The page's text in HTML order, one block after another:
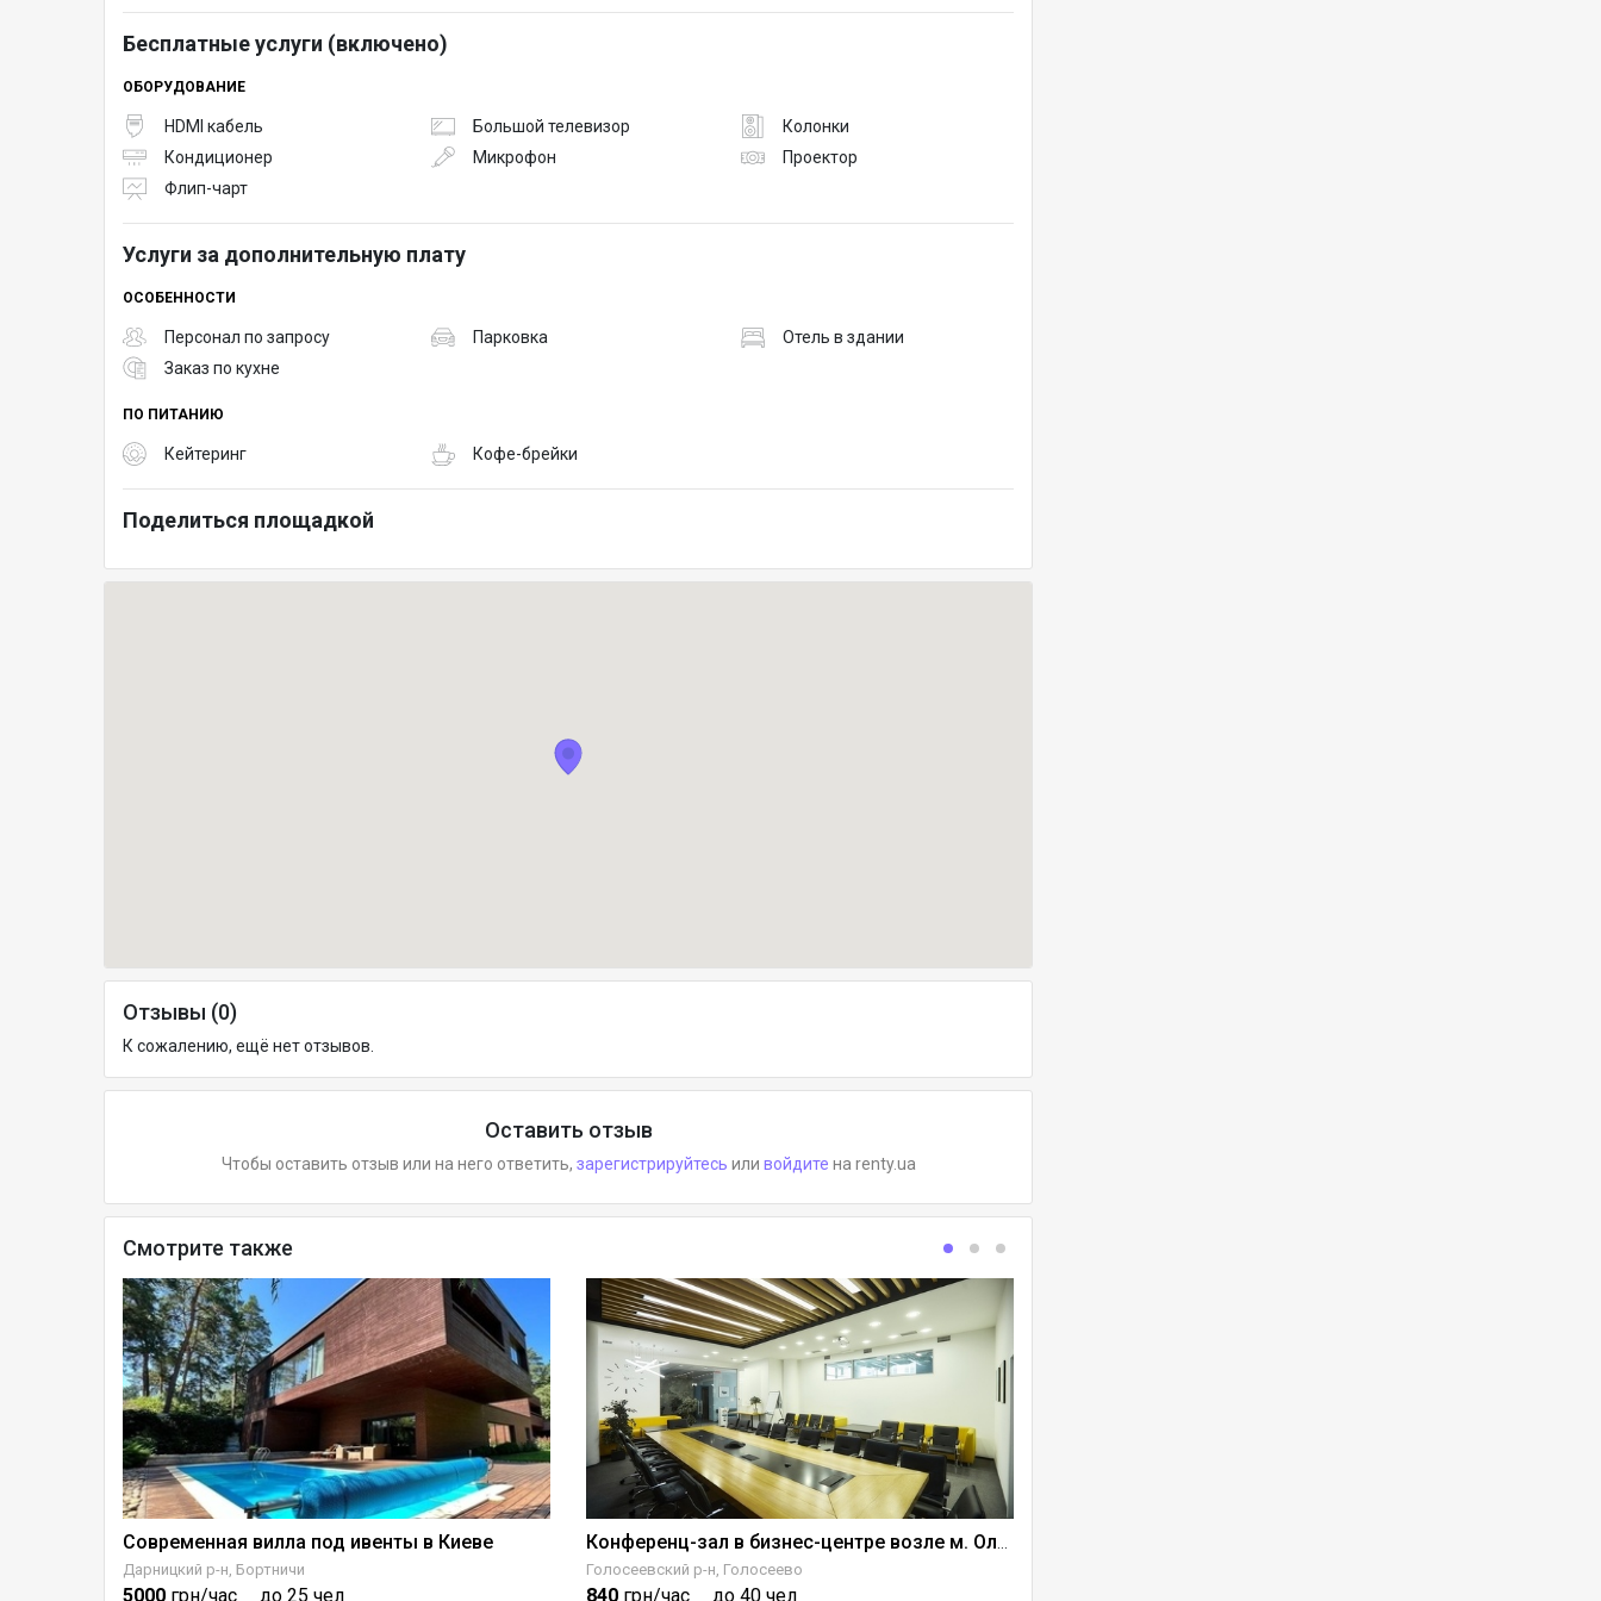
Бесплатные услуги (включено)
ОБОРУДОВАНИЕ
HDMI кабель Большой телевизор
Колонки
Кондиционер
Микрофон
Проектор
Флип-чарт
Услуги за дополнительную плату
ОСОБЕННОСТИ
Персонал по запросу Парковка
Отель в здании
Заказ по кухне
ПО ПИТАНИЮ
Кейтеринг Кофе-брейки
Поделиться площадкой
Отзывы (0)
К сожалению, ещё нет отзывов.
Оставить отзыв
Чтобы оставить отзыв или на него ответить, зарегистрируйтесь или войдите на renty.ua
Смотрите также
Современная вилла под ивенты в Киеве
Дарницкий р-н, Бортничи
5000 грн/час до 25 чел
Голосеевский р-н, Голосеево
840 грн/час до 40 чел